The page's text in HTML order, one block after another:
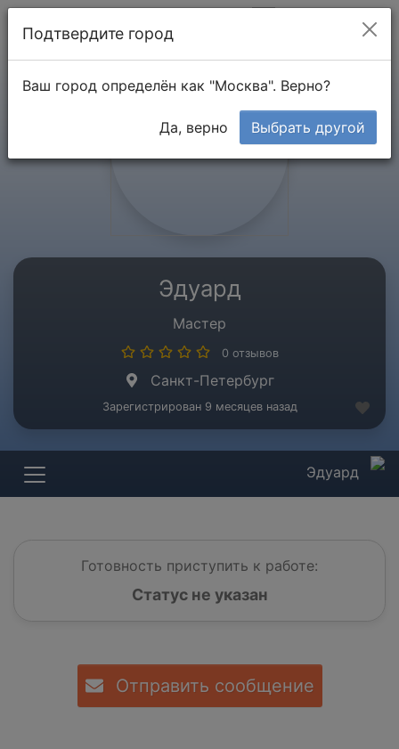
Эдуард
Мастер
0 отзывов
Санкт-Петербург
Зарегистрирован 9 месяцев назад
Эдуард
Готовность приступить к работе:
Статус не указан
Отправить сообщение
Подтвердите город
Ваш город определён как "Москва". Верно?
Да, верно Выбрать другой